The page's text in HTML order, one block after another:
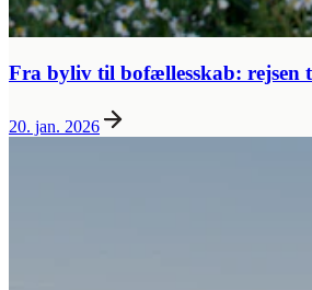
Fra byliv til bofællesskab:
20. jan. 2026